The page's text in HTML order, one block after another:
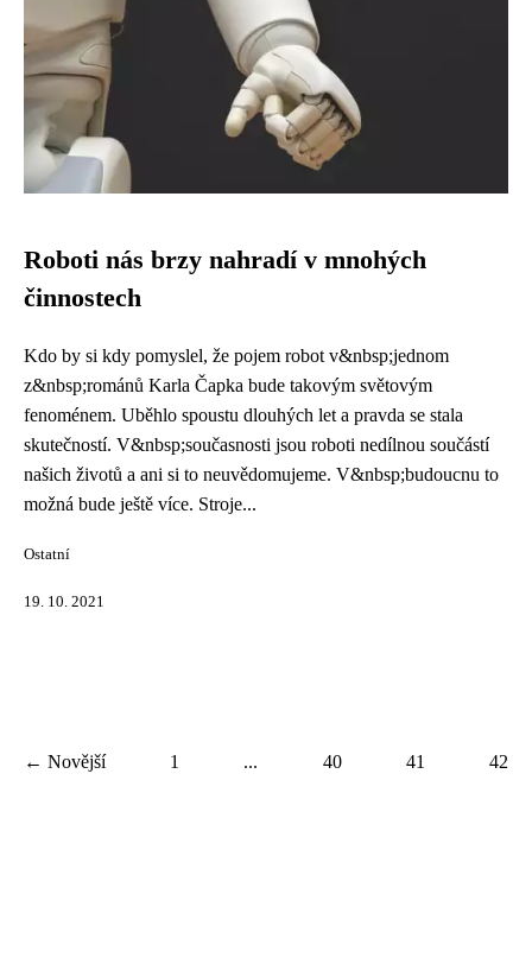
Roboti nás brzy nahradí v mnohých
činnostech
Kdo by si kdy pomyslel, že pojem robot v&nbsp;jednom
z&nbsp;románů Karla Čapka bude takovým světovým
fenoménem. Uběhlo spoustu dlouhých let a pravda se stala
skutečností. V&nbsp;současnosti jsou roboti nedílnou součástí
našich životů a ani si to neuvědomujeme. V&nbsp;budoucnu to
možná bude ještě více. Stroje...
Ostatní
19. 10. 2021
← Novější 1 ... 40 41 42